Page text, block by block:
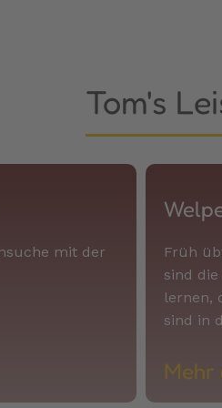
Tom's
mit der
Früh
sind
lernen,
sind in
Mehr